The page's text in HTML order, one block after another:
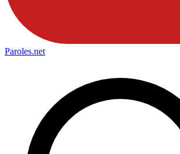
Paroles.net